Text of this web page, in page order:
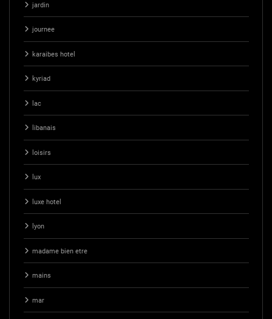
jardin
journee
karaibes hotel
kyriad
lac
libanais
loisirs
lux
luxe hotel
lyon
madame bien etre
mains
mar